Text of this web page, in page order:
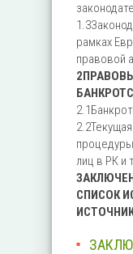
рамках
правовой
лиц в РК и
СПИСОК